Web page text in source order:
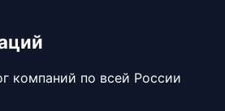
компаний по всей России